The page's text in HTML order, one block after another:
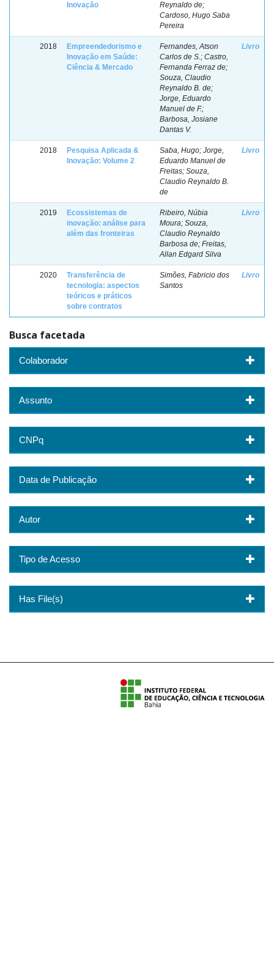
Inovação
Reynaldo de;
Cardoso, Hugo Saba
Pereira
2018
Empreendedorismo e
Inovação em Saúde:
Ciência & Mercado
Fernandes, Atson
Carlos de S.; Castro,
Fernanda Ferraz de;
Souza, Claudio
Reynaldo B. de;
Jorge, Eduardo
Manuel de F.;
Barbosa, Josiane
Dantas V.
Livro
2018
Pesquisa Aplicada &
Inovação: Volume 2
Saba, Hugo; Jorge,
Eduardo Manuel de
Freitas; Souza,
Claudio Reynaldo B.
de
Livro
2019
Ecossistemas de
inovação: análise para
além das fronteiras
Ribeiro, Núbia
Moura; Souza,
Claudio Reynaldo
Barbosa de; Freitas,
Allan Edgard Silva
Livro
2020
Transferência de
tecnologia: aspectos
teóricos e práticos
sobre contratos
Simões, Fabricio dos
Santos
Livro
Busca facetada
Colaborador
Assunto
CNPq
Data de Publicação
Autor
Tipo de Acesso
Has File(s)